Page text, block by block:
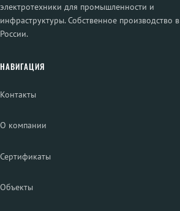
электротехники для промышленности и
инфраструктуры. Собственное производство в
России.
НАВИГАЦИЯ
Контакты
О компании
Сертификаты
Объекты